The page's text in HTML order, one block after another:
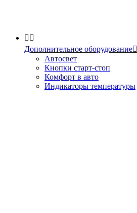
 
Дополнительное оборудование
Автосвет
Кнопки старт-стоп
Комфорт в авто
Индикаторы температуры